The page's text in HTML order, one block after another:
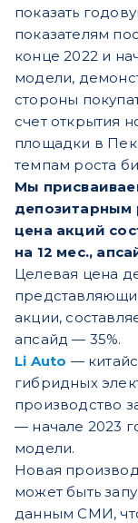
показать
показателям
конце 2022 и
модели,
стороны
счет открытия
площадки в
темпам роста
Мы
депозитарным
цена акций
на 12 мес.,
Целевая цена
акции,
апсайд — 35%.
Li Auto —
гибридных
производство
— начале 2023
модели.
Новая
может быть
данным СМИ,